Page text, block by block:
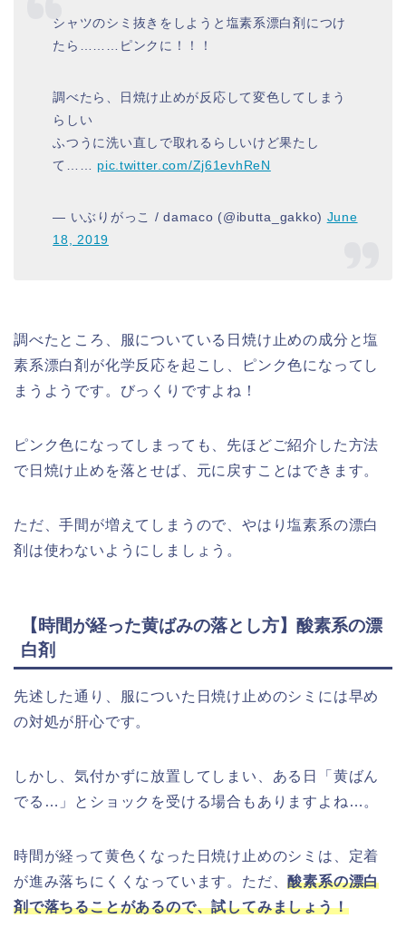
シャツのシミ抜きをしようと塩素系漂白剤につけ
たら………ピンクに！！！
調べたら、日焼け止めが反応して変色してしまう
らしい
ふつうに洗い直しで取れるらしいけど果たし
て…… pic.twitter.com/Zj61evhReN
— いぶりがっこ / damaco (@ibutta_gakko) June
18, 2019
調べたところ、服についている日焼け止めの成分と塩
素系漂白剤が化学反応を起こし、ピンク色になってし
まうようです。びっくりですよね！
ピンク色になってしまっても、先ほどご紹介した方法
で日焼け止めを落とせば、元に戻すことはできます。
ただ、手間が増えてしまうので、やはり塩素系の漂白
剤は使わないようにしましょう。
【時間が経った黄ばみの落とし方】酸素系の漂
白剤
先述した通り、服についた日焼け止めのシミには早め
の対処が肝心です。
しかし、気付かずに放置してしまい、ある日「黄ばん
でる…」とショックを受ける場合もありますよね…。
時間が経って黄色くなった日焼け止めのシミは、定着
が進み落ちにくくなっています。ただ、酸素系の漂白
剤で落ちることがあるので、試してみましょう！